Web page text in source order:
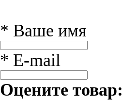
* Ваше имя
* E-mail
Оцените товар: